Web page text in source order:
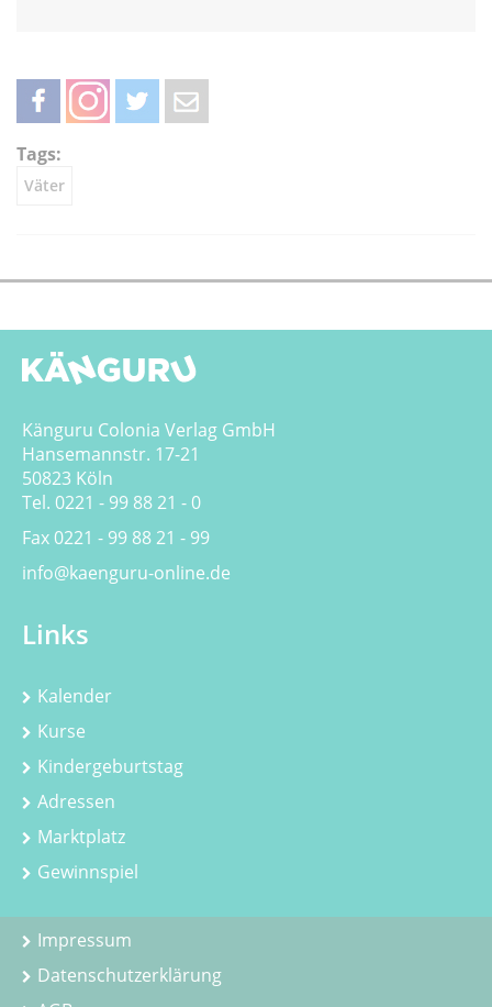
teilen
Tags:
Väter
Känguru Colonia Verlag GmbH
Hansemannstr. 17-21
50823 Köln
Tel. 0221 - 99 88 21 - 0
Fax 0221 - 99 88 21 - 99
info@kaenguru-online.de
Links
Kalender
Kurse
Kindergeburtstag
Adressen
Marktplatz
Gewinnspiel
Impressum
Datenschutzerklärung